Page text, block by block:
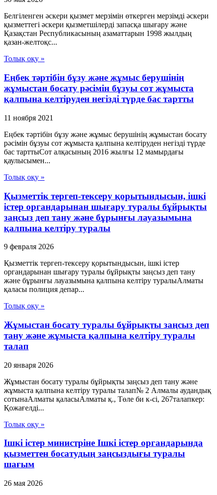
Белгiленген әскери қызмет мерзiмiн өткерген мерзiмдi әскери
қызметтегi әскери қызметшiлердi запасқа шығару және
Қазақстан Республикасының азаматтарын 1998 жылдың
қазан-желтоқс...
Толық оқу »
Еңбек тәртібін бұзу және жұмыс берушінің
жұмыстан босату рәсімін бұзуы сот жұмыста
қалпына келтіруден негізді түрде бас тартты
11 ноября 2021
Еңбек тәртібін бұзу және жұмыс берушінің жұмыстан босату
рәсімін бұзуы сот жұмыста қалпына келтіруден негізді түрде
бас тарттыСот алқасының 2016 жылғы 12 мамырдағы
қаулысымен...
Толық оқу »
Қызметтік тергеп-тексеру қорытындысын, ішкі
істер органдарынан шығару туралы бұйрықты
заңсыз деп тану және бұрынғы лауазымына
қалпына келтіру туралы
9 февраля 2026
Қызметтік тергеп-тексеру қорытындысын, ішкі істер
органдарынан шығару туралы бұйрықты заңсыз деп тану
және бұрынғы лауазымына қалпына келтіру туралыАлматы
қаласы полиция депар...
Толық оқу »
Жұмыстан босату туралы бұйрықты заңсыз деп
тану және жұмыста қалпына келтіру туралы
талап
20 января 2026
Жұмыстан босату туралы бұйрықты заңсыз деп тану және
жұмыста қалпына келтіру туралы талап№ 2 Алмалы аудандық
сотынаАлматы қаласыАлматы қ., Төле би к-сі, 267талапкер:
Қожағелді...
Толық оқу »
Ішкі істер министріне Ішкі істер органдарында
қызметтен босатудың заңсыздығы туралы
шағым
26 мая 2026